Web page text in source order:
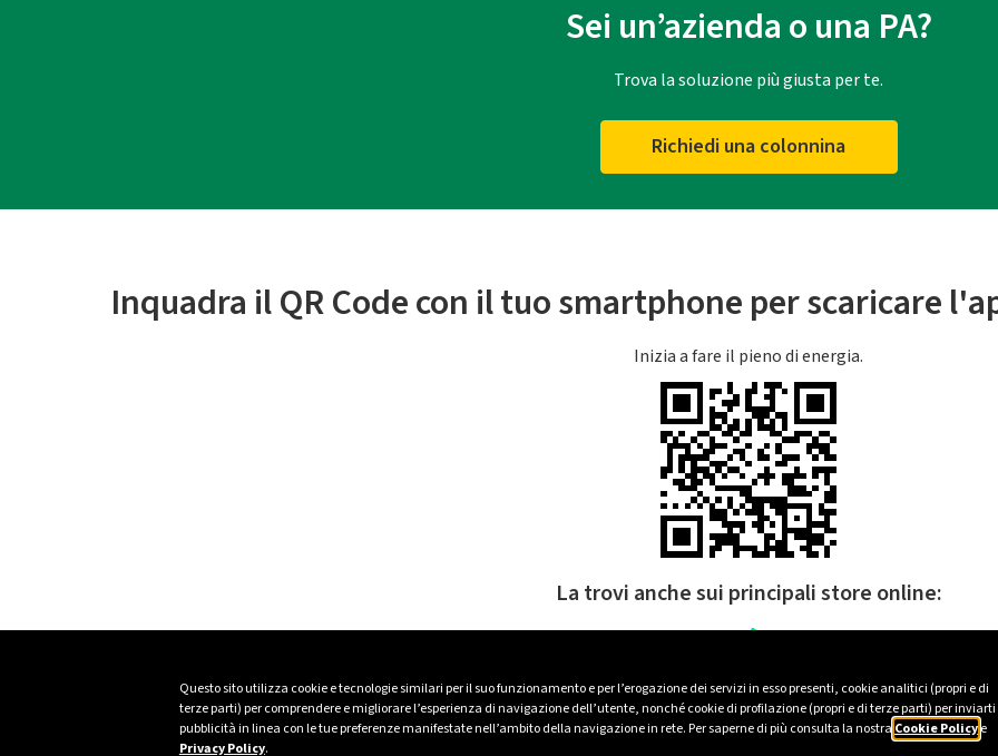
Questo sito utilizza cookie e tecnologie similari per il suo funzionamento e per l’erogazione dei servizi in esso presenti, cookie analitici (propri e di
terze parti) per comprendere e migliorare l’esperienza di navigazione dell’utente, nonché cookie di profilazione (propri e di terze parti) per inviarti
pubblicità in linea con le tue preferenze manifestate nell’ambito della navigazione in rete. Per saperne di più consulta la nostra Cookie Policye
Privacy Policy.
Sei un’azienda o una PA?
Trova la soluzione più giusta per te.
Richiedi una colonnina
Inquadra il QR Code con il tuo smartphone per scaricare
Inizia a fare il pieno di energia.
La trovi anche sui principali store online: